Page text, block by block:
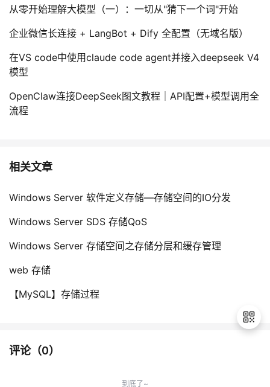
从零开始理解大模型（一）：一切从"猜下一个词"开始
企业微信长连接 + LangBot + Dify 全配置（无域名版）
在VS code中使用claude code agent并接入deepseek V4
模型
OpenClaw连接DeepSeek图文教程｜API配置+模型调用全
流程
相关文章
Windows Server 软件定义存储—存储空间的IO分发
Windows Server SDS 存储QoS
Windows Server 存储空间之存储分层和缓存管理
web 存储
【MySQL】存储过程
评论（0）
到底了~